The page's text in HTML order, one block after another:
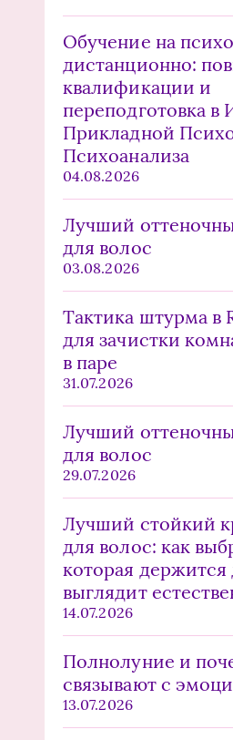
Обучение на
дистанционно:
квалификации и
переподготовка в
Прикладной
Психоанализа
04.08.2026
Лучший
для волос
03.08.2026
Тактика штурма в
для зачистки
в паре
31.07.2026
Лучший
для волос
29.07.2026
Лучший стойкий
для волос: как
которая держится
выглядит
14.07.2026
Полнолуние и
связывают с
13.07.2026